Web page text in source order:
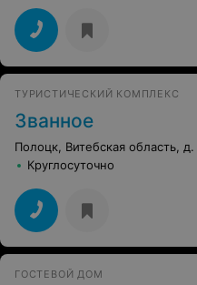
ТУРИСТИЧЕСКИЙ КОМПЛЕКС
Званное
Круглосуточно
ГОСТЕВОЙ ДОМ